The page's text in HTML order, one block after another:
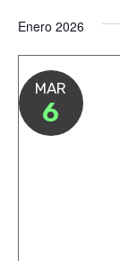
fecha.
Enero 2026
MAR
6